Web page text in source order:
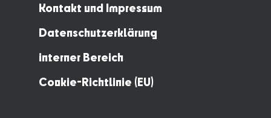
Kontakt und Impressum
Datenschutzerklärung
interner Bereich
Cookie-Richtlinie (EU)